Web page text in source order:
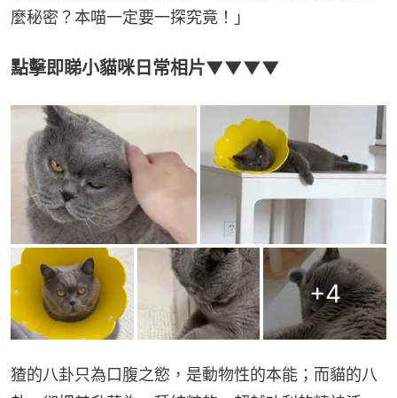
麼秘密？本喵一定要一探究竟！」
點擊即睇小貓咪日常相片▼▼▼▼
+4
猹的八卦只為口腹之慾，是動物性的本能；而貓的八